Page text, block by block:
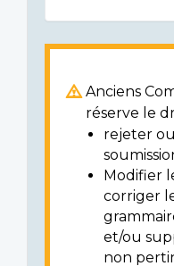
Anciens
réserve le
rejeter
Modifier
corriger
et/ou
non